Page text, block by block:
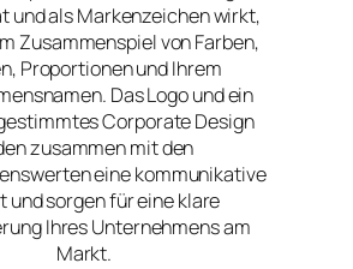
und als Markenzeichen wirkt,
Zusammenspiel von Farben,
Proportionen und Ihrem
Das Logo und ein
Corporate Design
zusammen mit den
eine kommunikative
und sorgen für eine klare
Ihres Unternehmens am
Markt.